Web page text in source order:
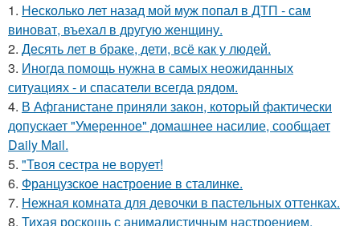
1. Несколько лет назад мой муж попал в ДТП - сам
виноват, въехал в другую женщину.
2. Десять лет в браке, дети, всё как у людей.
3. Иногда помощь нужна в самых неожиданных
ситуациях - и спасатели всегда рядом.
4. В Афганистане приняли закон, который фактически
допускает "Умеренное" домашнее насилие, сообщает
Daily Mail.
5. "Твоя сестра не ворует!
6. Французское настроение в сталинке.
7. Нежная комната для девочки в пастельных оттенках.
8. Тихая роскошь с анималистичным настроением.